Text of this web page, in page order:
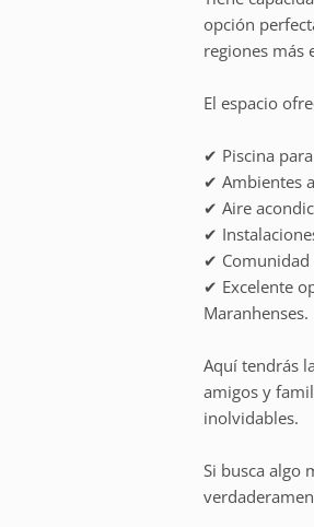
opción
regiones más
El espacio
✔ Piscina
✔ Ambientes
✔ Aire
✔
✔ Comunidad
✔ Excelente
Maranhenses.
Aquí tendrás
amigos y
inolvidables.
Si busca algo